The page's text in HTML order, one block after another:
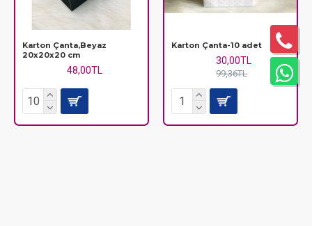
Karton Çanta,Beyaz
20x20x20 cm
48,00TL
Karton Çanta-10 adet
30,00TL
99,36TL